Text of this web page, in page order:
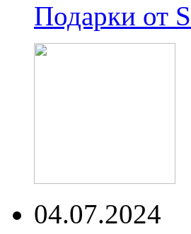
Подарки от
04.07.2024